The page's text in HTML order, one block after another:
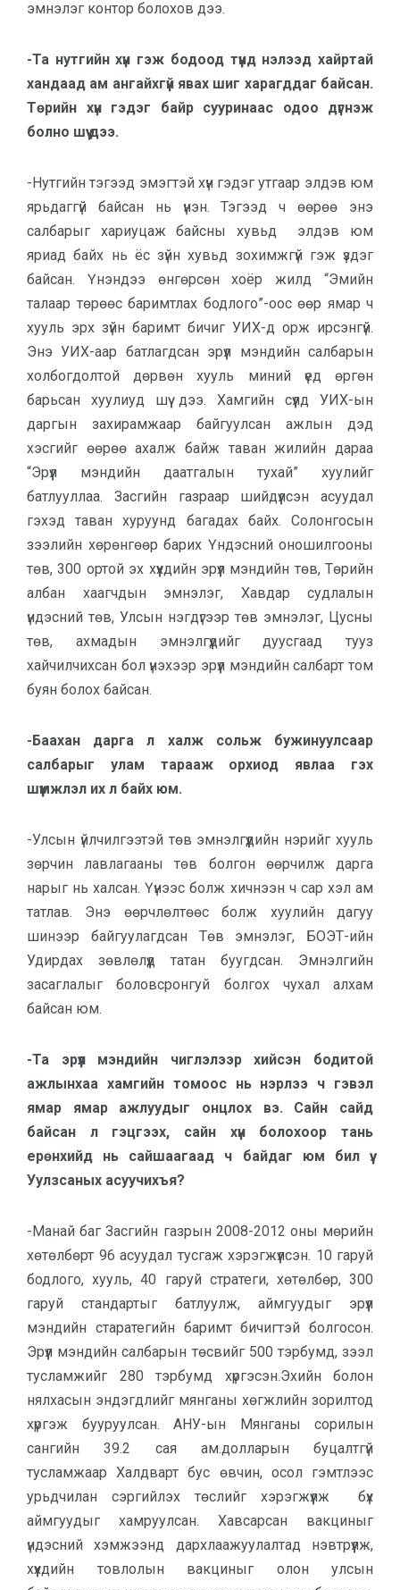
эмнэлэг контор болохов дээ.
-Та нутгийн хүн гэж бодоод түүнд нэлээд хайртай
хандаад ам ангайхгүй явах шиг харагддаг байсан.
Төрийн хүн гэдэг байр сууринаас одоо дүгнэж
болно шүү дээ.
-Нутгийн тэгээд эмэгтэй хүн гэдэг утгаар элдэв юм
ярьдаггүй байсан нь үнэн. Тэгээд ч өөрөө энэ
салбарыг хариуцаж байсны хувьд элдэв юм
яриад байх нь ёс зүйн хувьд зохимжгүй гэж үздэг
байсан. Үнэндээ өнгөрсөн хоёр жилд “Эмийн
талаар төрөөс баримтлах бодлого”-оос өөр ямар ч
хууль эрх зүйн баримт бичиг УИХ-д орж ирсэнгүй.
Энэ УИХ-аар батлагдсан эрүүл мэндийн салбарын
холбогдолтой дөрвөн хууль миний үед өргөн
барьсан хуулиуд шүү дээ. Хамгийн сүүлд УИХ-ын
даргын захирамжаар байгуулсан ажлын дэд
хэсгийг өөрөө ахалж байж таван жилийн дараа
“Эрүүл мэндийн даатгалын тухай” хуулийг
батлууллаа. Засгийн газраар шийдүүлсэн асуудал
гэхэд таван хуруунд багадах байх. Солонгосын
зээлийн хөрөнгөөр барих Үндэсний оношилгооны
төв, 300 ортой эх хүүхдийн эрүүл мэндийн төв, Төрийн
албан хаагчдын эмнэлэг, Хавдар судлалын
үндэсний төв, Улсын нэгдүгээр төв эмнэлэг, Цусны
төв, ахмадын эмнэлгүүдийг дуусгаад тууз
хайчилчихсан бол үнэхээр эрүүл мэндийн салбарт том
буян болох байсан.
-Баахан дарга л халж сольж бужинуулсаар
салбарыг улам тарааж орхиод явлаа гэх
шүүмжлэл их л байх юм.
-Улсын үйлчилгээтэй төв эмнэлгүүдийн нэрийг хууль
зөрчин лавлагааны төв болгон өөрчилж дарга
нарыг нь халсан. Үүнээс болж хичнээн ч сар хэл ам
татлав. Энэ өөрчлөлтөөс болж хуулийн дагуу
шинээр байгуулагдсан Төв эмнэлэг, БОЭТ-ийн
Удирдах зөвлөлүүд татан буугдсан. Эмнэлгийн
засаглалыг боловсронгуй болгох чухал алхам
байсан юм.
-Та эрүүл мэндийн чиглэлээр хийсэн бодитой
ажлынхаа хамгийн томоос нь нэрлээ ч гэвэл
ямар ямар ажлуудыг онцлох вэ. Сайн сайд
байсан л гэцгээх, сайн хүн болохоор тань
ерөнхийд нь сайшаагаад ч байдаг юм бил үү.
Уулзсаных асуучихъя?
-Манай баг Засгийн газрын 2008-2012 оны мөрийн
хөтөлбөрт 96 асуудал тусгаж хэрэгжүүлсэн. 10 гаруй
бодлого, хууль, 40 гаруй стратеги, хөтөлбөр, 300
гаруй стандартыг батлуулж, аймгуудыг эрүүл
мэндийн старатегийн баримт бичигтэй болгосон.
Эрүүл мэндийн салбарын төсвийг 500 тэрбумд, зээл
тусламжийг 280 тэрбумд хүргэсэн.Эхийн болон
нялхасын эндэгдлийг мянганы хөгжлийн зорилтод
хүргэж бууруулсан. АНУ-ын Mянганы сорилын
сангийн 39.2 сая ам.долларын буцалтгүй
тусламжаар Халдварт бус өвчин, осол гэмтлээс
урьдчилан сэргийлэх төслийг хэрэгжүүлж бүх
аймгуудыг хамруулсан. Хавсарсан вакциныг
үндэсний хэмжээнд дархлаажуулалтад нэвтрүүлж,
хүүхдийн товлолын вакциныг олон улсын